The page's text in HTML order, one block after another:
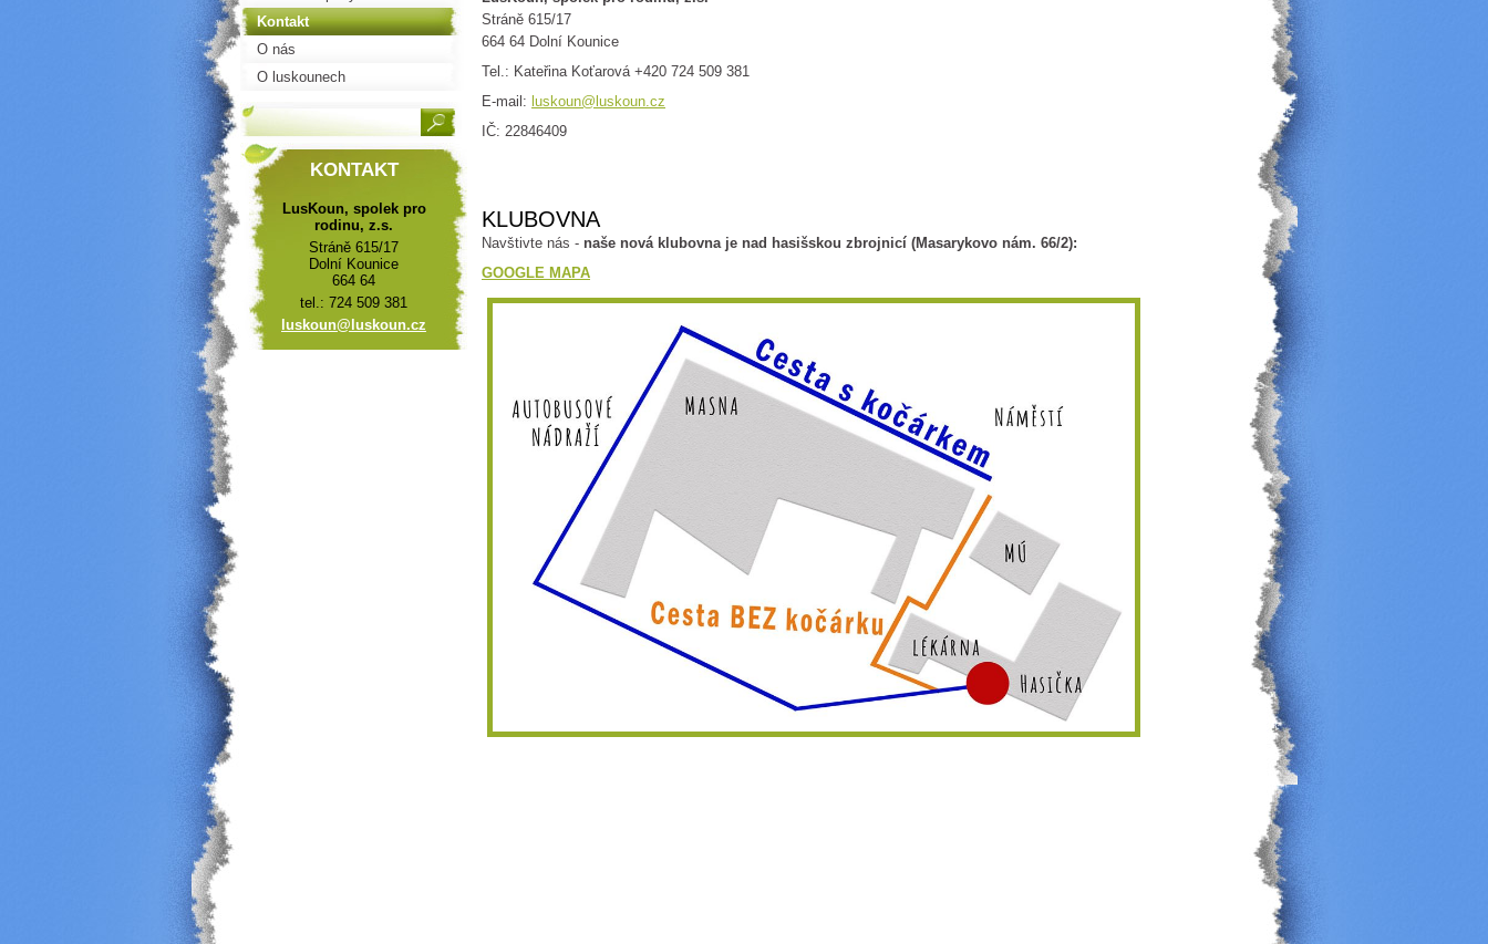
Stráně 615/17
664 64 Dolní Kounice
Tel.: Kateřina Koťarová +420 724 509 381
E-mail: luskoun@luskoun.cz
IČ: 22846409
KLUBOVNA
Navštivte nás - naše nová klubovna je nad hasišskou zbrojnicí (Masarykovo nám. 66/2):
GOOGLE MAPA
Kontakt
O nás
O luskounech
KONTAKT
LusKoun, spolek pro
rodinu, z.s.
Stráně 615/17
Dolní Kounice
664 64
tel.: 724 509 381
luskoun@ luskoun.cz